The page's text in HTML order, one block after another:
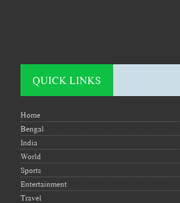
QUICK LINKS
Home
Bengal
India
World
Sports
Entertainment
Travel